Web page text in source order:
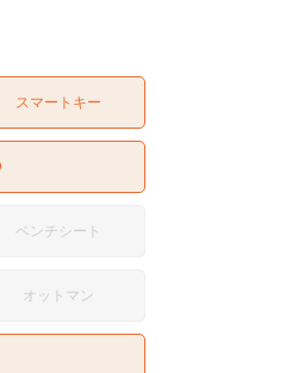
スマートキー
ベンチシート
オットマン